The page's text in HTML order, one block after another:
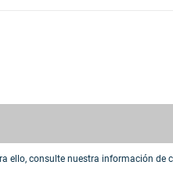
ello, consulte nuestra información de